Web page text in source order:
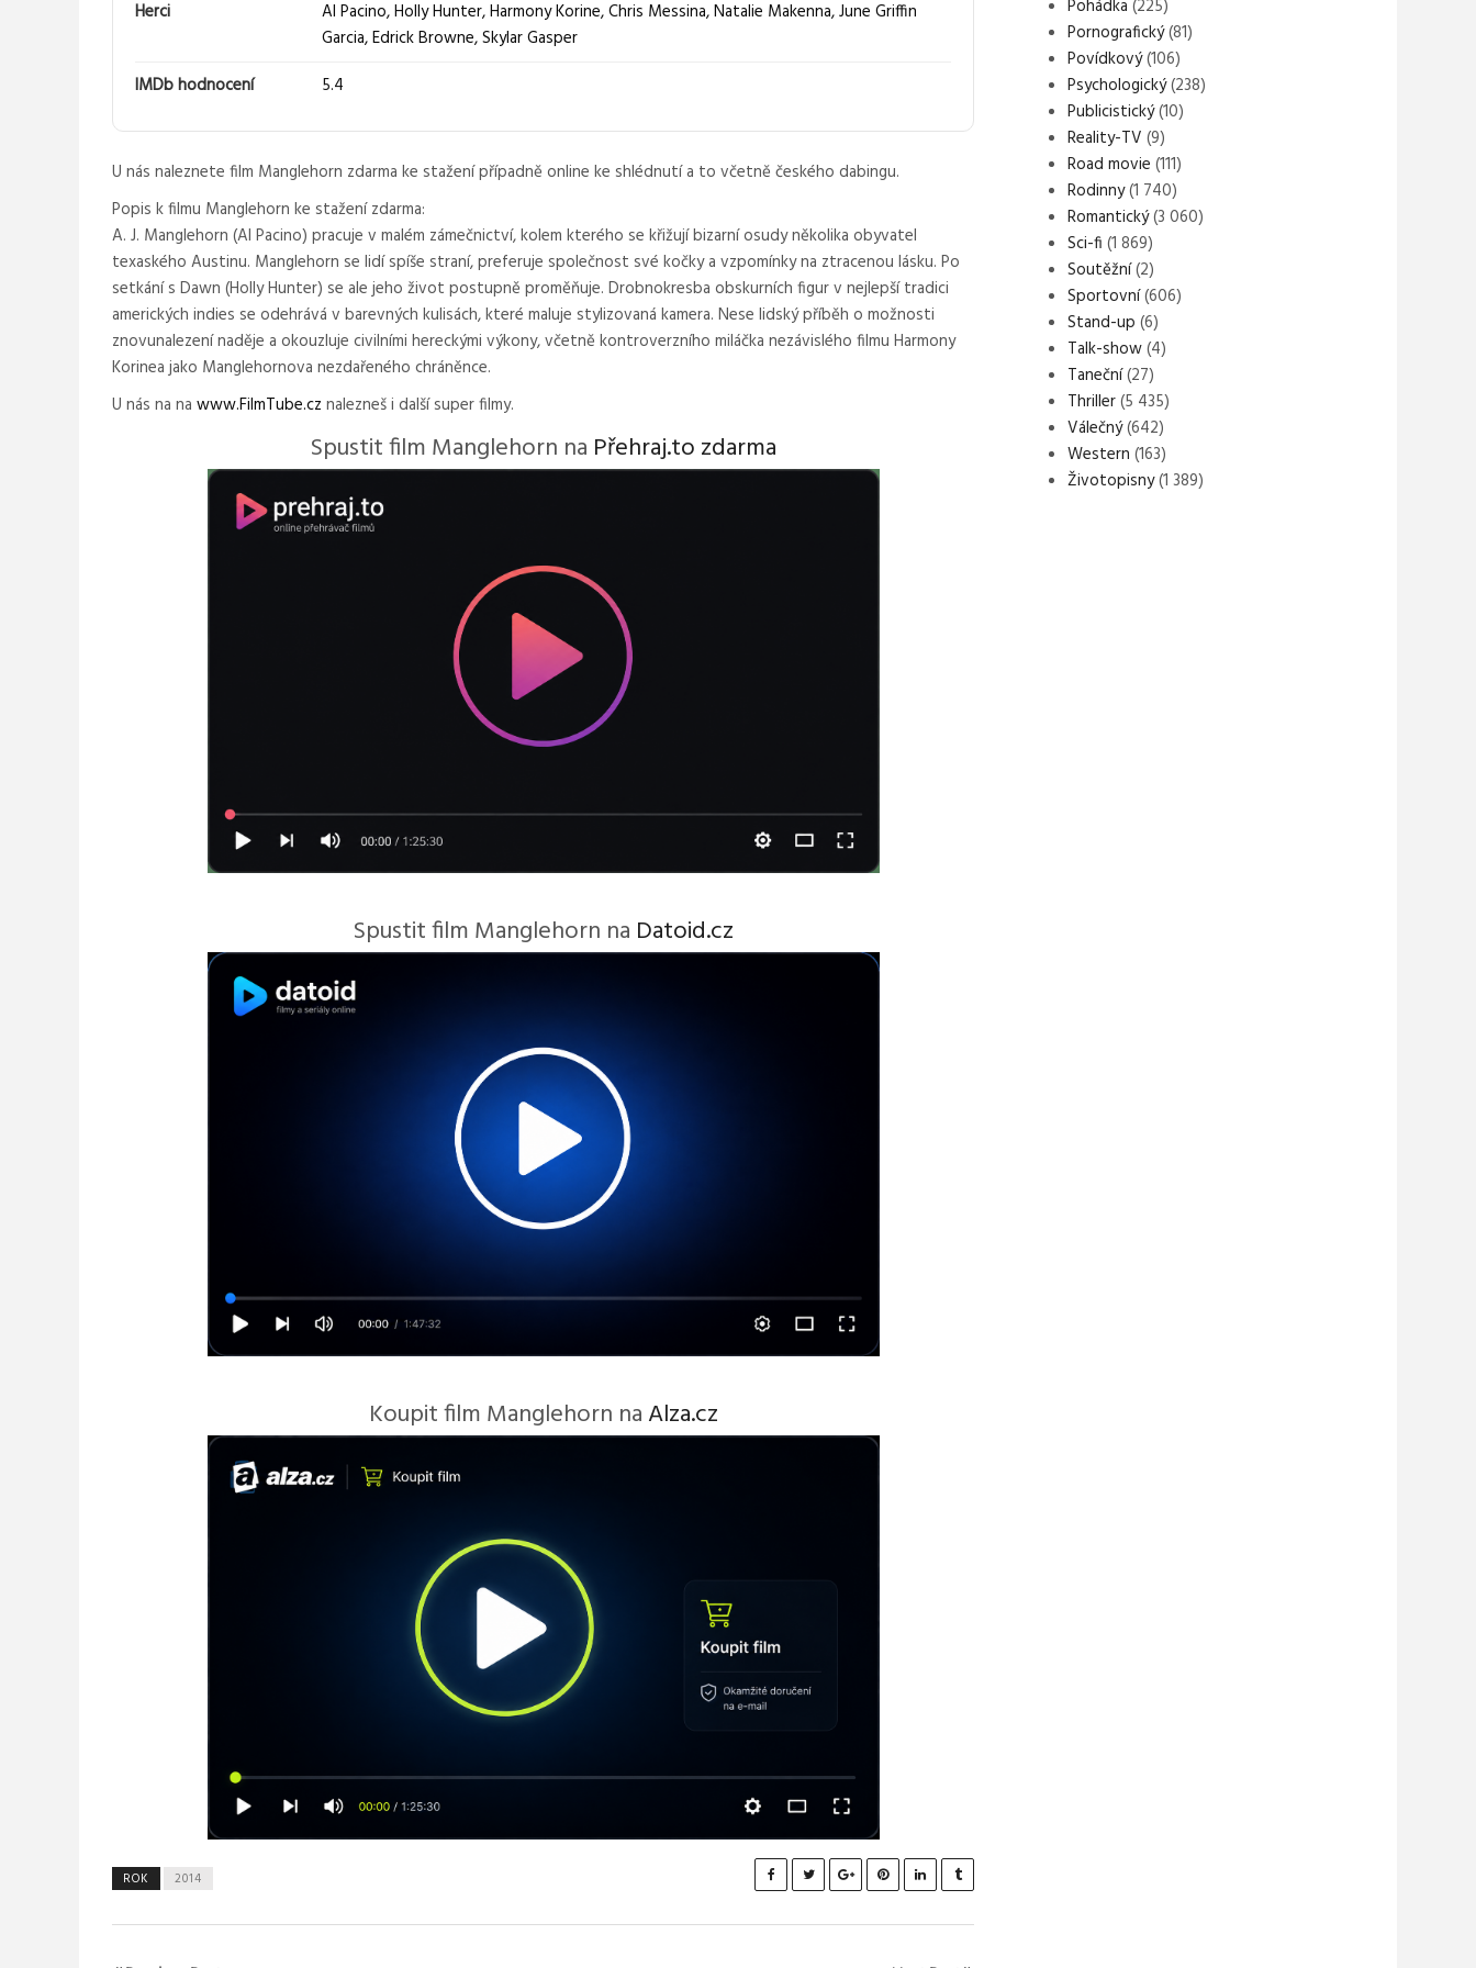
Herci Al Pacino,Holly Hunter,Harmony Korine,Chris Messina,Natalie Makenna,June Griffin
Garcia,Edrick Browne,Skylar Gasper
IMDb hodnocení
5.4
U nás naleznete film Manglehorn zdarma ke stažení případně online ke shlédnutí a to včetně českého dabingu.
Popis k filmu Manglehorn ke stažení zdarma:
A. J. Manglehorn (Al Pacino) pracuje v malém zámečnictví, kolem kterého se křižují bizarní osudy několika obyvatel
texaského Austinu. Manglehorn se lidí spíše straní, preferuje společnost své kočky a vzpomínky na ztracenou lásku. Po
setkání s Dawn (Holly Hunter) se ale jeho život postupně proměňuje. Drobnokresba obskurních figur v nejlepší tradici
amerických indies se odehrává v barevných kulisách, které maluje stylizovaná kamera. Nese lidský příběh o možnosti
znovunalezení naděje a okouzluje civilními hereckými výkony, včetně kontroverzního miláčka nezávislého filmu Harmony
Korinea jako Manglehornova nezdařeného chráněnce.
U nás na na www.FilmTube.cz nalezneš i další super filmy.
Spustit film Manglehorn na Přehraj.to zdarma
Spustit film Manglehorn na Datoid.cz
Koupit film Manglehorn na Alza.cz
ROK 2014
Pohádka (225)
Pornografický(81)
Povídkový(106)
Psychologický(238)
Publicistický(10)
Reality-TV (9)
Road movie (111)
Rodinny(1 740)
Romantický(3 060)
Sci-fi (1 869)
Soutěžní(2)
Sportovní(606)
Stand-up (6)
Talk-show(4)
Taneční(27)
Thriller(5 435)
Válečný(642)
Western (163)
Životopisny(1 389)